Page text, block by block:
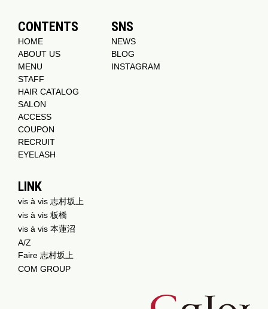
CONTENTS
HOME
ABOUT US
MENU
STAFF
HAIR CATALOG
SALON
ACCESS
COUPON
RECRUIT
EYELASH
SNS
NEWS
BLOG
INSTAGRAM
LINK
vis à vis 志村坂上
vis à vis 板橋
vis à vis 本蓮沼
A/Z
Faire 志村坂上
COM GROUP